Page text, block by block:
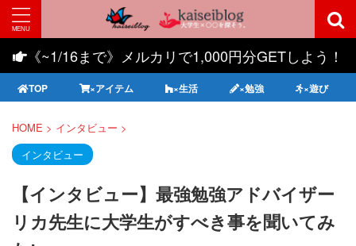
《~1/16まで》メルカリで1,000円分GETしよう！
TOP ×アイテム ×生活 ×勉強 ×遊び
HOME > インタビュー >
インタビュー
【インタビュー】最強勉強アドバイザー
リカ先生に大学生がすべき事を聞いてみ